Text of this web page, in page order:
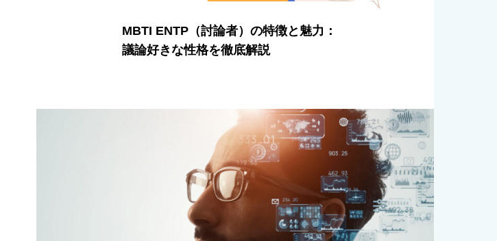
MBTI ENTP（討論者）の特徴と魅力：
議論好きな性格を徹底解説